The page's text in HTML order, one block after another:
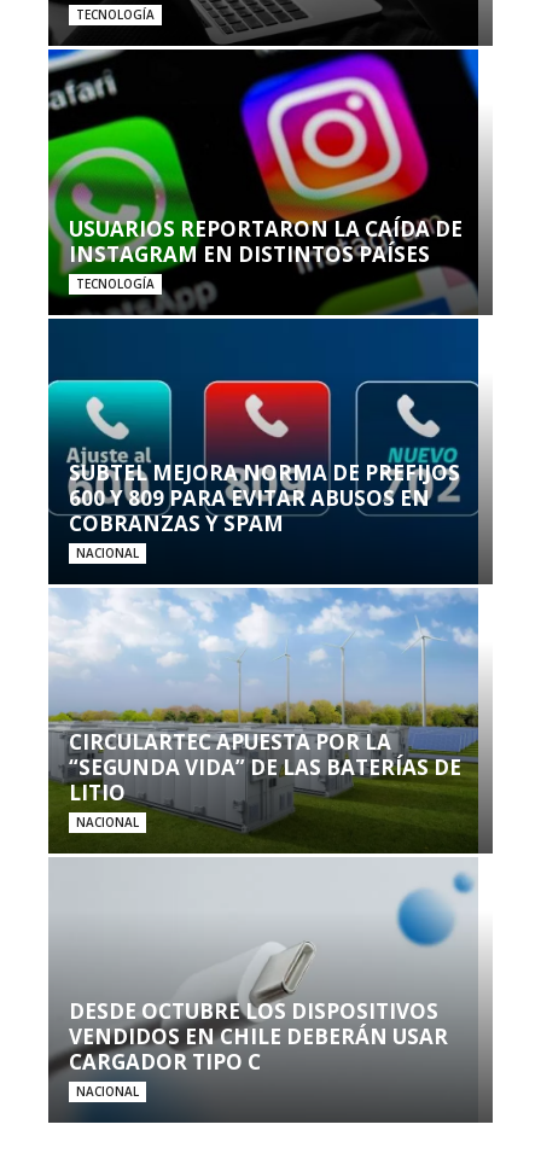
TECNOLOGÍA
USUARIOS REPORTARON LA CAÍDA DE
INSTAGRAM EN DISTINTOS PAÍSES
TECNOLOGÍA
SUBTEL MEJORA NORMA DE PREFIJOS
600 Y 809 PARA EVITAR ABUSOS EN
COBRANZAS Y SPAM
NACIONAL
CIRCULARTEC APUESTA POR LA
“SEGUNDA VIDA” DE LAS BATERÍAS DE
LITIO
NACIONAL
DESDE OCTUBRE LOS DISPOSITIVOS
VENDIDOS EN CHILE DEBERÁN USAR
CARGADOR TIPO C
NACIONAL